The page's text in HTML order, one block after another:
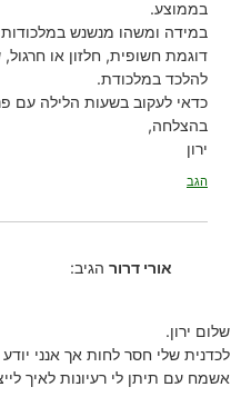
בממוצע.
במידה ומשהו מנשנש
דוגמת חשופית, חלזון או
להלכד במלכודת.
כדאי לעקוב בשעות הלילה עם
בהצלחה,
ירון
הגב
אורי דרור הגיב:
שלום ירון.
לכדנית שלי חסר לחות אך אנני
אשמח עם תיתן לי רעיונות לאיך